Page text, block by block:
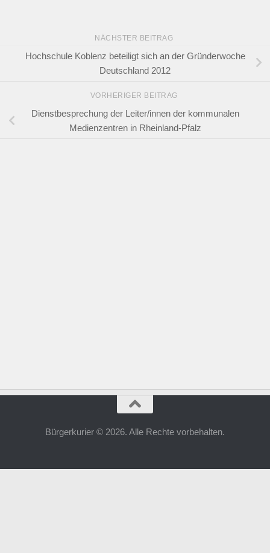
NÄCHSTER BEITRAG
Hochschule Koblenz beteiligt sich an der Gründerwoche
Deutschland 2012
VORHERIGER BEITRAG
Dienstbesprechung der Leiter/innen der kommunalen
Medienzentren in Rheinland-Pfalz
Bürgerkurier © 2026. Alle Rechte vorbehalten.